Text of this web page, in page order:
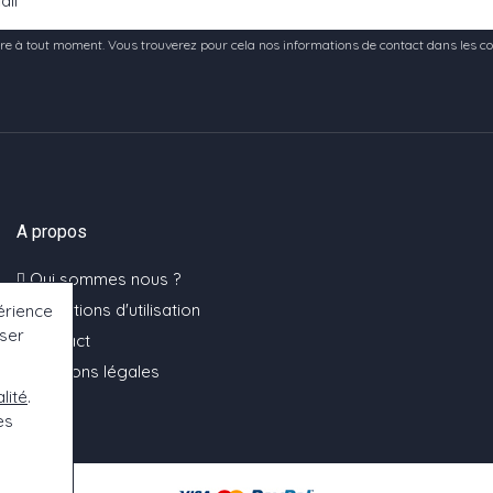
à tout moment. Vous trouverez pour cela nos informations de contact dans les
A propos
Qui sommes nous ?
Conditions d'utilisation
Contact
Mentions légales
.